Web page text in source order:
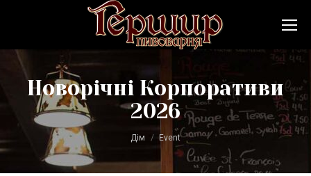
Новорічні Корпоративи
2026
Дім Event